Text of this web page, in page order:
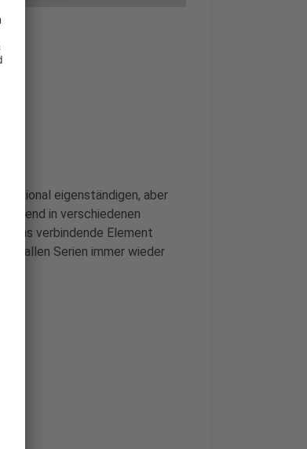
national eigenständigen, aber
in verschiedenen
das verbindende Element
in allen Serien immer wieder